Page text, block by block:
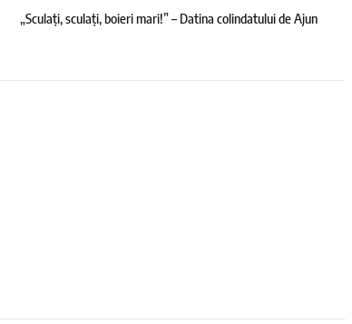
„Sculaţi, sculaţi, boieri mari!” – Datina colindatului de Ajun